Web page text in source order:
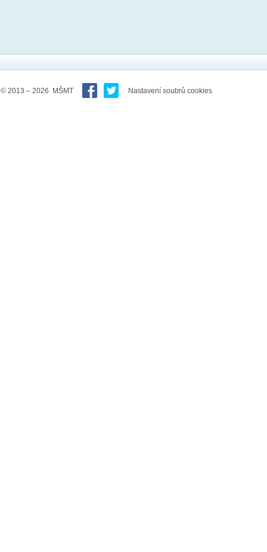
© 2013 – 2026 MŠMT Nastavení soubrů cookies